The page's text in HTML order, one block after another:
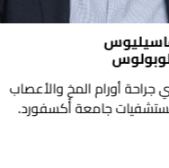
البروفيسورغارث كروكشانك
جراحة المخ والأعصاب بجامعة
واستشاري جراحة الأعصاب
الملكة إليزابيث بمدينة